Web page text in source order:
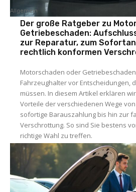
Allgemein
Der große Ratgeber zu
Getriebeschaden:
zur Reparatur, zum
rechtlich konformen
Motorschaden oder
Fahrzeughalter vor Entscheidungen,
müssen. In diesem Artikel erklären
Vorteile der verschiedenen Wege
sofortige Barauszahlung bis hin zur
Verschrottung. So sind Sie bestens
richtige Wahl zu treffen.